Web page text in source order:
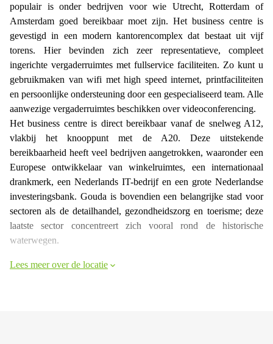
populair is onder bedrijven voor wie Utrecht, Rotterdam of
Amsterdam goed bereikbaar moet zijn. Het business centre is
gevestigd in een modern kantorencomplex dat bestaat uit vijf
torens. Hier bevinden zich zeer representatieve, compleet
ingerichte vergaderruimtes met fullservice faciliteiten. Zo kunt u
gebruikmaken van wifi met high speed internet, printfaciliteiten
en persoonlijke ondersteuning door een gespecialiseerd team. Alle
aanwezige vergaderruimtes beschikken over videoconferencing.
Het business centre is direct bereikbaar vanaf de snelweg A12,
vlakbij het knooppunt met de A20. Deze uitstekende
bereikbaarheid heeft veel bedrijven aangetrokken, waaronder een
Europese ontwikkelaar van winkelruimtes, een internationaal
drankmerk, een Nederlands IT-bedrijf en een grote Nederlandse
investeringsbank. Gouda is bovendien een belangrijke stad voor
sectoren als de detailhandel, gezondheidszorg en toerisme; deze
laatste sector concentreert zich vooral rond de historische
waterwegen.
Lees meer over de locatie